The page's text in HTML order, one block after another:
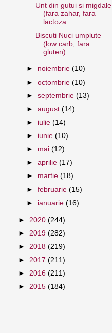
Unt din gutui si migdale
(fara zahar, fara
lactoza...
Biscuti Nuci umplute
(low carb, fara
gluten)
► noiembrie(10)
►octombrie(10)
►septembrie(13)
►august(14)
► iulie(14)
► iunie(10)
► mai(12)
►aprilie(17)
► martie(18)
►februarie(15)
► ianuarie(16)
► 2020 (244)
► 2019 (282)
► 2018 (219)
► 2017 (211)
► 2016 (211)
► 2015 (184)